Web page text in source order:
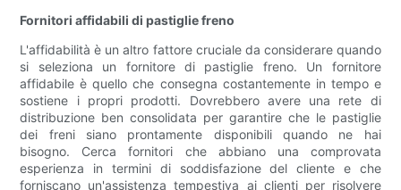
Fornitori affidabili di pastiglie freno
L'affidabilità è un altro fattore cruciale da considerare quando
si seleziona un fornitore di pastiglie freno. Un fornitore
affidabile è quello che consegna costantemente in tempo e
sostiene i propri prodotti. Dovrebbero avere una rete di
distribuzione ben consolidata per garantire che le pastiglie
dei freni siano prontamente disponibili quando ne hai
bisogno. Cerca fornitori che abbiano una comprovata
esperienza in termini di soddisfazione del cliente e che
forniscano un'assistenza tempestiva ai clienti per risolvere